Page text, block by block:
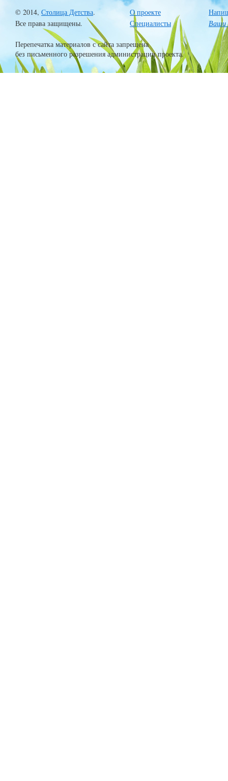
© 2014, Столица Детства.
Все права защищены.
О проекте
Специалисты
Ваши
Перепечатка материалов с сайта запрещена
без письменного разрешения администрации проекта.